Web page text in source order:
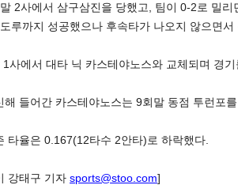
2사에서 삼구삼진을 당했고, 팀이 0-2로 밀
루까지 성공했으나 후속타가 나오지 않으면서
1사에서 대타 닉 카스테야노스와 교체되며 경기
해 들어간 카스테야노스는 9회말 동점 투런포
타율은 0.167(12타수 2안타)로 하락했다.
강태구 기자 sports@stoo.com]